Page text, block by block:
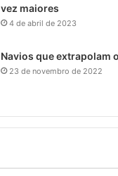
vez maiores
4 de abril de 2023
Navios que extrapolam
23 de novembro de 2022